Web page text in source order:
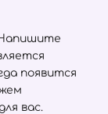
появится
вас.